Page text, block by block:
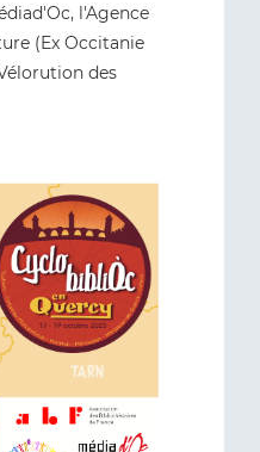
l'Agence
(Ex Occitanie
des